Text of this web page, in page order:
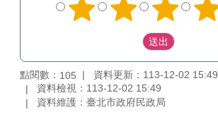
點閱數： 105
資料更新：113-12-02 15:49
資料檢視：113-12-02 15:49
資料維護：臺北市政府民政局